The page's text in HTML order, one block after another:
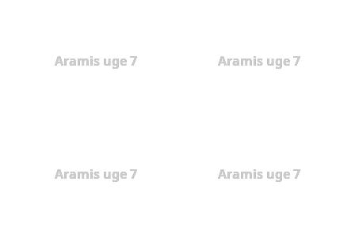
Aramis uge 7 Aramis uge 7
Aramis uge 7 Aramis uge 7